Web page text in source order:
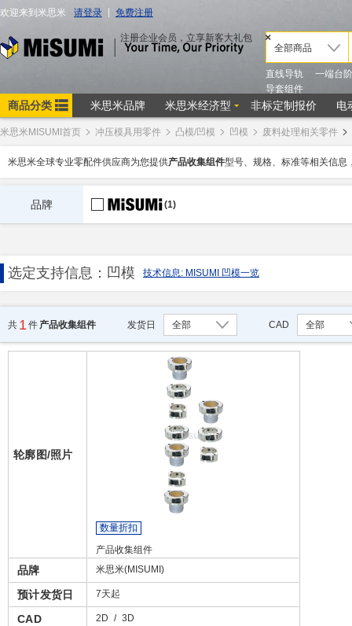
米思米MISUMI首页 冲压模具用零件 凸模/凹模 凹模 废料处理相关零件
米思米全球专业零配件供应商为您提供产品收集组件型号、规格、标准等相关信息
品牌 (1)
选定支持信息：凹模 技术信息: MISUMI 凹模一览
共 1件 产品收集组件 发货日 全部 CAD 全部
轮廓图/照片
数量折扣
产品收集组件
品牌 米思米(MISUMI)
预计发货日 7天起
CAD 2D / 3D